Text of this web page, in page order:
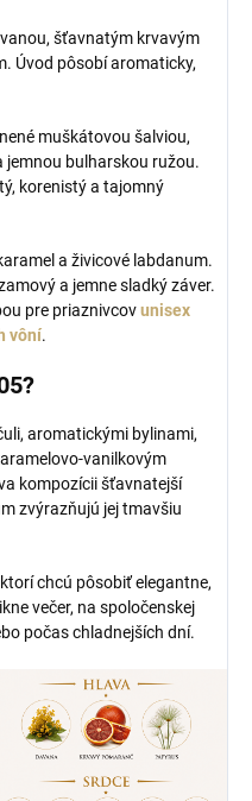
šťavnatým krvavým
Úvod pôsobí aromaticky,
muškátovou šalviou,
bulharskou ružou.
korenistý a tajomný
a živicové labdanum.
a jemne sladký záver.
pre priaznivcovunisex
vôní.
aromatickými bylinami,
vanilkovým
kompozícii šťavnatejší
zvýrazňujú jej tmavšiu
chcú pôsobiť elegantne,
večer, na spoločenskej
počas chladnejších dní.